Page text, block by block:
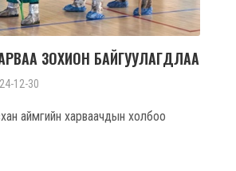
ЗОХИОН БАЙГУУЛАГДЛАА
12-30
аймгийн харваачдын холбоо